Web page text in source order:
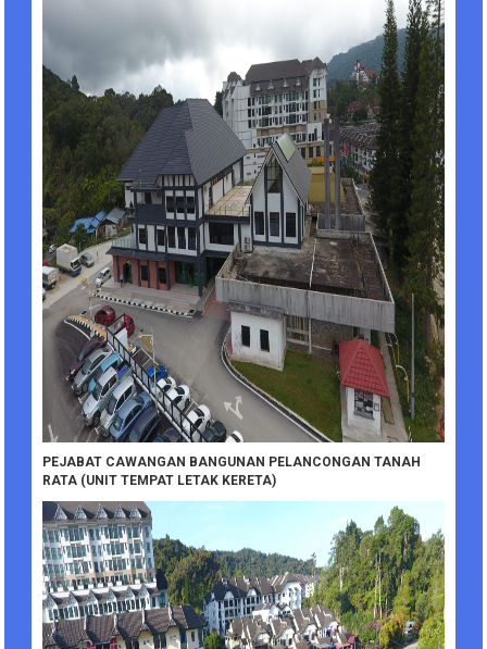
PEJABAT CAWANGAN BANGUNAN PELANCONGAN TANAH
RATA (UNIT TEMPAT LETAK KERETA)